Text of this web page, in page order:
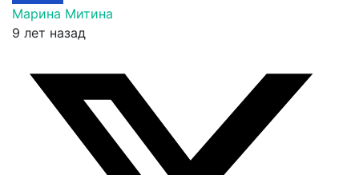
Марина Митина
9 лет назад